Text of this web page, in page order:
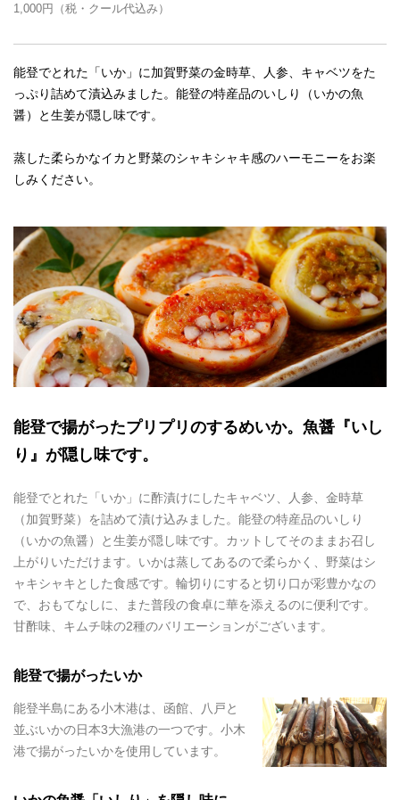
1,000円（税・クール代込み）
能登でとれた「いか」に加賀野菜の金時草、人参、キャベツをた
っぷり詰めて漬込みました。能登の特産品のいしり（いかの魚
醤）と生姜が隠し味です。
蒸した柔らかなイカと野菜のシャキシャキ感のハーモニーをお楽
しみください。
能登で揚がったプリプリのするめいか。魚醤『いし
り』が隠し味です。
能登でとれた「いか」に酢漬けにしたキャベツ、人参、金時草
（加賀野菜）を詰めて漬け込みました。能登の特産品のいしり
（いかの魚醤）と生姜が隠し味です。カットしてそのままお召し
上がりいただけます。いかは蒸してあるので柔らかく、野菜はシ
ャキシャキとした食感です。輪切りにすると切り口が彩豊かなの
で、おもてなしに、また普段の食卓に華を添えるのに便利です。
甘酢味、キムチ味の2種のバリエーションがございます。
能登で揚がったいか
能登半島にある小木港は、函館、八戸と
並ぶいかの日本3大漁港の一つです。小木
港で揚がったいかを使用しています。